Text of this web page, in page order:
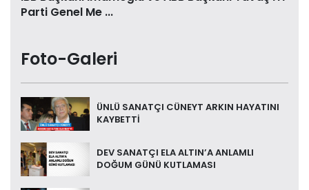
Parti Genel Me ...
Foto-Galeri
ÜNLÜ SANATÇI CÜNEYT ARKIN HAYATINI
KAYBETTİ
DEV SANATÇI ELA ALTIN’A ANLAMLI
DOĞUM GÜNÜ KUTLAMASI